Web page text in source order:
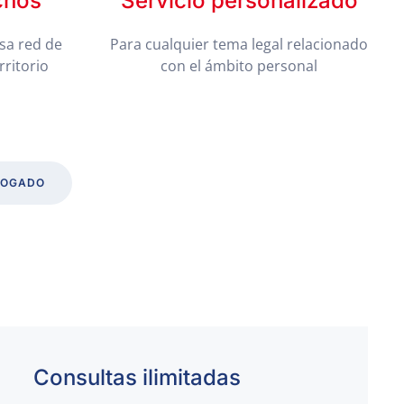
red de
Para cualquier tema legal relacionado
con el ámbito personal
Consultas ilimitadas